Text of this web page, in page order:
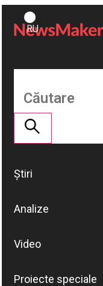
ROMÂNĂ
RU
Susține
NM
Știri
Analize
Video
Proiecte speciale